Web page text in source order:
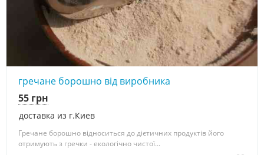
гречане борошно від виробника
доставка из г.Киев
55 грн
Гречане борошно відноситься до дієтичних продуктів його
отримують з гречки - екологічно чистої...